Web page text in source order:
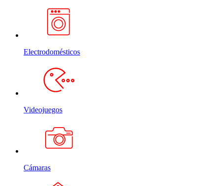
Electrodomésticos
Videojuegos
Cámaras